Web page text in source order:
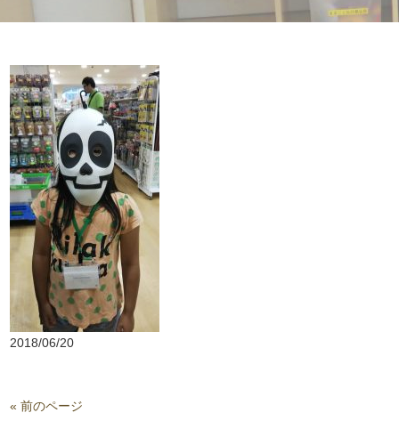
2018/06/20
« 前のページ